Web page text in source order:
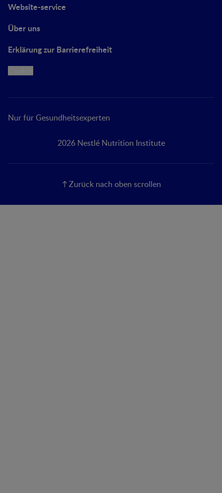
Website-service
Über uns
Erklärung zur Barrierefreiheit
Nur für Gesundheitsexperten
2026 Nestlé Nutrition Institute
Zurück nach oben scrollen